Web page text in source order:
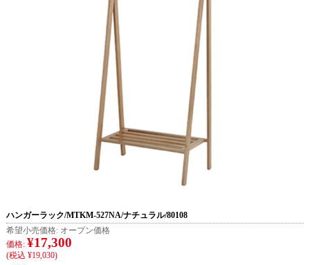
ハンガーラック/MTKM-527NA/ナチュラル/80108
希望小売価格: オープン価格
価格: ¥17,300
(税込 ¥19,030)